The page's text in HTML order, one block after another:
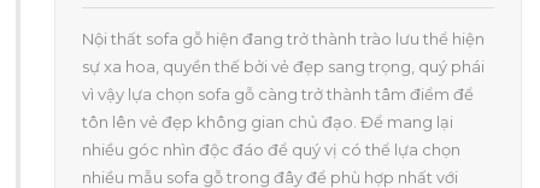
Nội thất sofa gỗ hiện đang trở thành trào lưu thể hiện
sự xa hoa, quyền thế bởi vẻ đẹp sang trọng, quý phái
vì vậy lựa chọn sofa gỗ càng trở thành tâm điểm để
tôn lên vẻ đẹp không gian chủ đạo. Để mang lại
nhiều góc nhìn độc đáo để quý vị có thể lựa chọn
nhiều mẫu sofa gỗ trong đây để phù hợp nhất với